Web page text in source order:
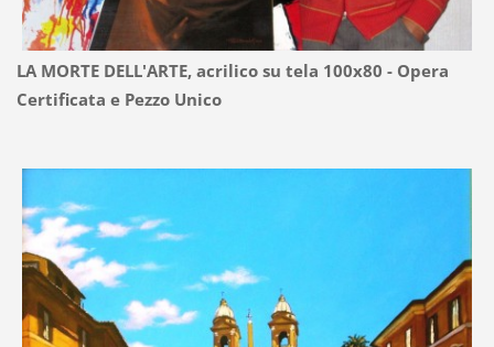
LA MORTE DELL'ARTE, acrilico su tela 100x80 - Opera
Certificata e Pezzo Unico